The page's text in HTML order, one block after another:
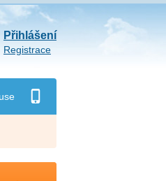
Přihlášení
Registrace